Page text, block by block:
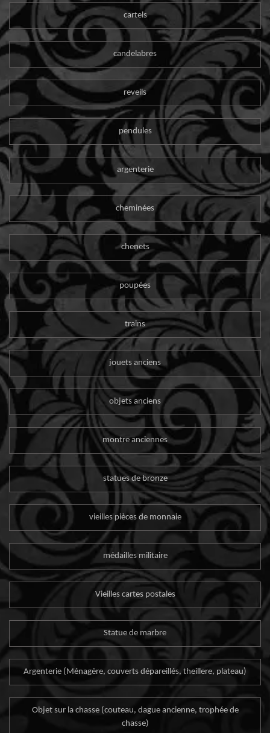
cartels
candelabres
reveils
pendules
argenterie
cheminées
chenets
poupées
trains
jouets anciens
objets anciens
montre anciennes
statues de bronze
vieilles pièces de monnaie
médailles militaire
Vieilles cartes postales
Statue de marbre
Argenterie (Ménagère, couverts dépareillés, theillere, plateau)
Objet sur la chasse (couteau, dague ancienne, trophée de
chasse)